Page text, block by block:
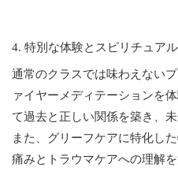
4. 特別な体験とスピリチュア
通常のクラスでは味わえない
ァイヤーメディテーションを
て過去と正しい関係を築き、
また、グリーフケアに特化し
痛みとトラウマケアへの理解